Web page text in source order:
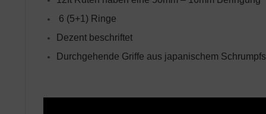
6 (5+1) Ringe
Dezent beschriftet
Durchgehende Griffe aus japanischem